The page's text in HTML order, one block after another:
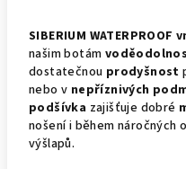
SIBERIUM
našim botám
dostatečnou prodyšnost
nebo v nepříznivých
podšívka zajišťuje dobré
nošení i během
výšlapů.